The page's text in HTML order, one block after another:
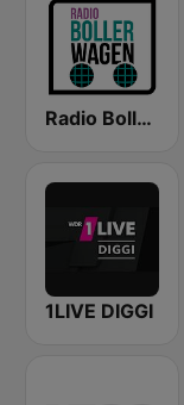
Radio Bollerwagen
1LIVE DIGGI